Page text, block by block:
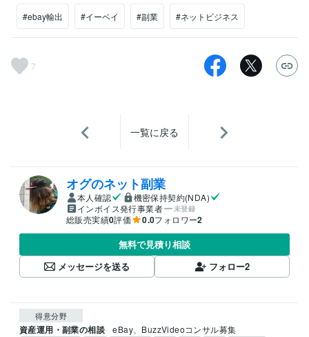
#ebay輸出 #イーベイ #副業 #ネットビジネス
7
一覧に戻る
オグのネット副業
本人確認
機密保持契約(NDA)
インボイス発行事業者
未登録
総販売実績0評価 0.0フォロワー2
無料で見積り相談
メッセージを送る
フォロー2
得意分野
資産運用・副業の相談 eBay、BuzzVideoコンサル募集